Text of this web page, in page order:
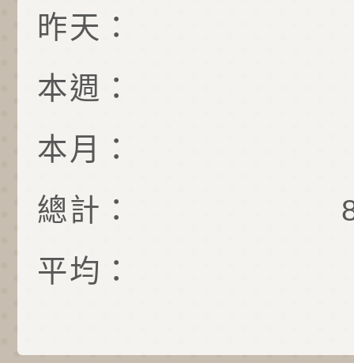
昨天：
本週：
本月：
總計：
平均：